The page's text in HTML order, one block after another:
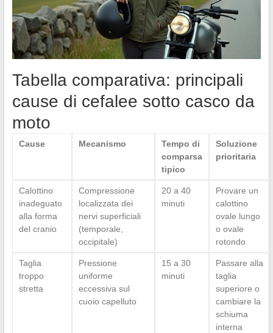
Tabella comparativa: principali
cause di cefalee sotto casco da
moto
Cause Mecanismo
Tempo di
comparsa
tipico
Soluzione
prioritaria
Calottino
inadeguato
alla forma
del cranio
Compressione
localizzata dei
nervi superficiali
(temporale,
occipitale)
20 a 40
minuti
Provare un
calottino
ovale lungo
o ovale
rotondo
Taglia
troppo
stretta
Pressione
uniforme
eccessiva sul
cuoio capelluto
15 a 30
minuti
Passare alla
taglia
superiore o
cambiare la
schiuma
interna